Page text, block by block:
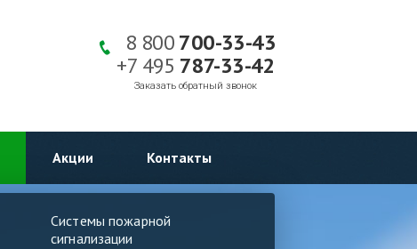
8 800700-33-43
+7 495 787-33-42
Заказать обратный звонок
Акции Контакты
Системы пожарной
сигнализации